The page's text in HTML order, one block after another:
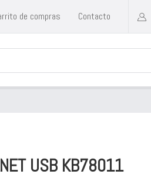
de compras Contacto
USB KB78011